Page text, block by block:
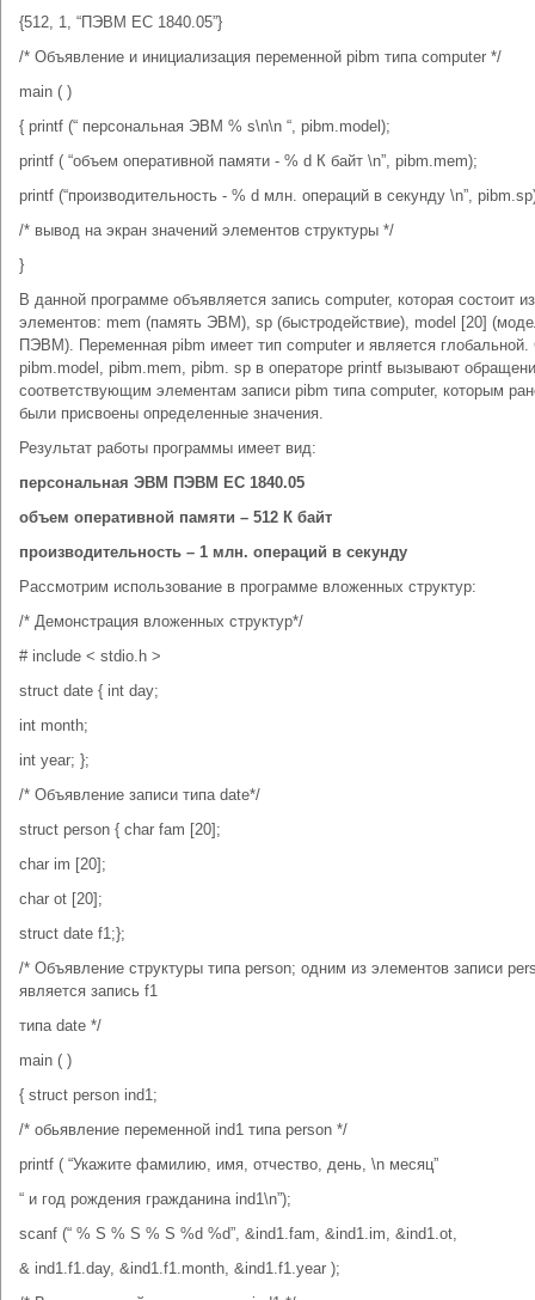
{512, 1, “ПЭВМ ЕС 1840.05”}
/* Объявление и инициализация переменной pibm типа computer */
main ( )
{ printf (“ персональная ЭВМ % s\n\n “, pibm.model);
printf ( “объем оперативной памяти - % d К байт \n”, pibm.mem);
printf (“производительность - % d млн. операций в секунду \n”,
/* вывод на экран значений элементов структуры */
}
В данной программе объявляется запись computer, которая состоит
элементов: mem (память ЭВМ), sp (быстродействие), model [20]
ПЭВМ). Переменная pibm имеет тип computer и является глобальной.
pibm.model, pibm.mem, pibm. sp в операторе printf вызывают
соответствующим элементам записи pibm типа computer, которым
были присвоены определенные значения.
Результат работы программы имеет вид:
персональная ЭВМ ПЭВМ ЕС 1840.05
объем оперативной памяти – 512 К байт
производительность – 1 млн. операций в секунду
Рассмотрим использование в программе вложенных структур:
/* Демонстрация вложенных структур*/
# include < stdio.h >
struct date { int day;
int month;
int year; };
/* Объявление записи типа date*/
struct person { char fam [20];
char im [20];
char ot [20];
struct date f1;};
/* Объявление структуры типа person; одним из элементов записи
является запись f1
типа date */
main ( )
{ struct person ind1;
/* обьявление переменной ind1 типа person */
printf ( “Укажите фамилию, имя, отчество, день, \n месяц”
“ и год рождения гражданина ind1\n”);
scanf (“ % S % S % S %d %d”, &ind1.fam, &ind1.im, &ind1.ot,
& ind1.f1.day, &ind1.f1.month, &ind1.f1.year );